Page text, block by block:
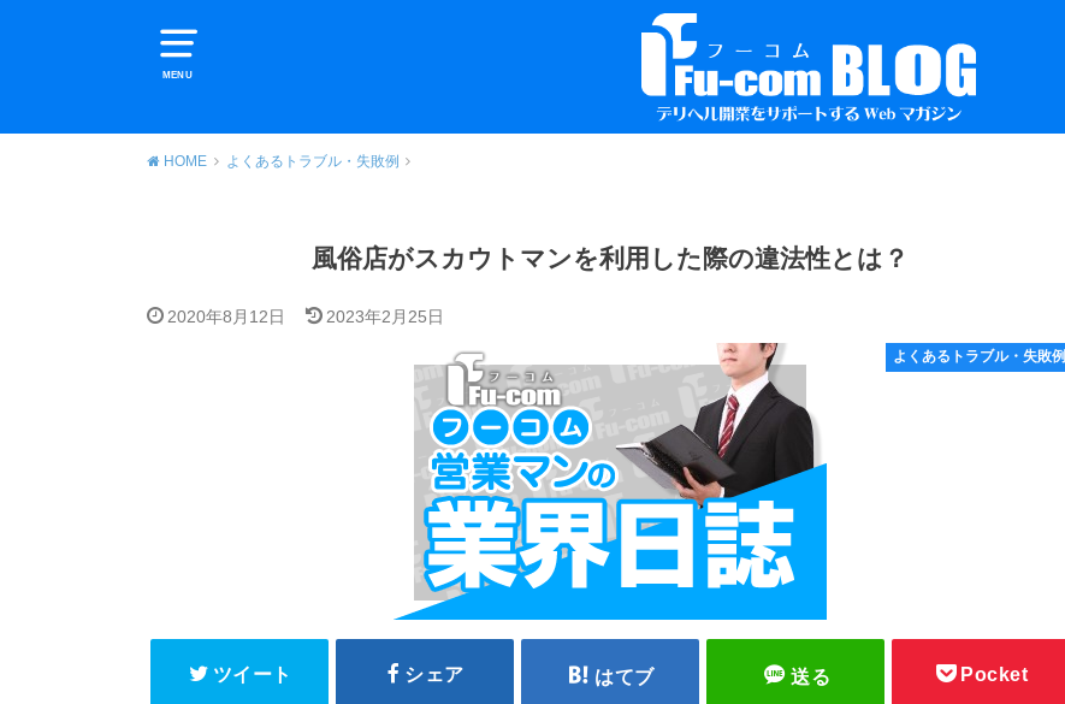
MENU
HOME よくあるトラブル・失敗例
風俗店がスカウトマンを利用した際の違法性とは？
2020年8月12日 2023年2月25日
よくあるトラブル・失敗例
ツイート シェア はてブ 送る Pocket